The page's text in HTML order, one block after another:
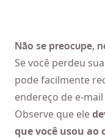
Não se preocupe,
Se você perdeu
pode facilmente
endereço de e-
Observe que ele
que você usou ao